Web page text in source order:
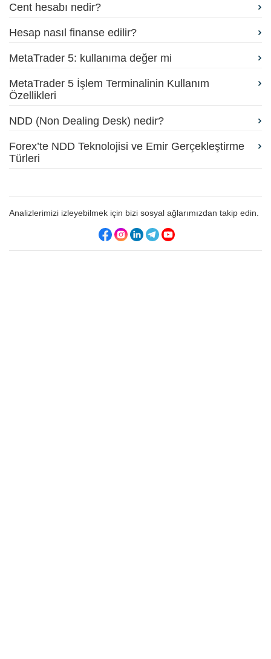
Cent hesabı nedir?
Hesap nasıl finanse edilir?
MetaTrader 5: kullanıma değer mi
MetaTrader 5 İşlem Terminalinin Kullanım
Özellikleri
NDD (Non Dealing Desk) nedir?
Forex’te NDD Teknolojisi ve Emir Gerçekleştirme
Türleri
Analizlerimizi izleyebilmek için bizi sosyal ağlarımızdan takip edin.